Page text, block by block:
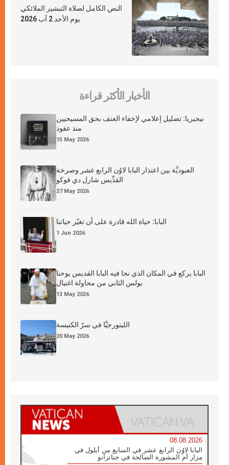
النص الكامل لصلاة التبشير الملائكي
يوم الأحد 2 آب 2026
الأخبار الأكثر قراءة
نيجيريا: تضليل إعلامي لإخفاء العنف بحق المسيحيين
منذ عقود
15 May 2026
العبوديَّة بين اعتذار البابا لاوُن الرابع عشر وصرخة
القدِّيس شارل دي فوكو
27 May 2026
البابا: حياة الله قادرة على أن تغيّر حياتنا
1 Jun 2026
البابا يركع في المكان الذي نجا فيه البابا القديس يوحنا
بولس الثاني من محاولة اغتيال
13 May 2026
الليتورجيَّا في سرّ الكنيسة
20 May 2026
08.08.2026
البابا لاوُن الرابع عشر في السابع من أيلول في
مزار أم المشورة الصالحة في جناتزانو